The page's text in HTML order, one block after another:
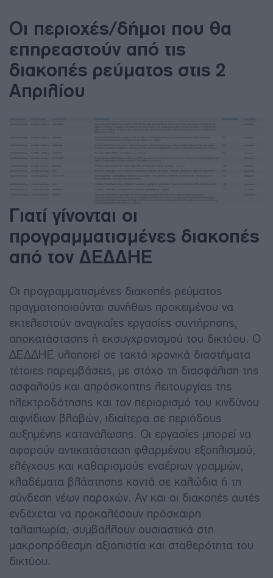
Οι περιοχές/δήμοι που θα
επηρεαστούν από τις
διακοπές ρεύματος στις 2
Απριλίου
Γιατί γίνονται οι
προγραμματισμένες διακοπές
από τον ΔΕΔΔΗΕ
Οι προγραμματισμένες διακοπές ρεύματος
πραγματοποιούνται συνήθως προκειμένου να
εκτελεστούν αναγκαίες εργασίες συντήρησης,
αποκατάστασης ή εκσυγχρονισμού του δικτύου. Ο
ΔΕΔΔΗΕ υλοποιεί σε τακτά χρονικά διαστήματα
τέτοιες παρεμβάσεις, με στόχο τη διασφάλιση της
ασφαλούς και απρόσκοπτης λειτουργίας της
ηλεκτροδότησης και τον περιορισμό του κινδύνου
αιφνίδιων βλαβών, ιδιαίτερα σε περιόδους
αυξημένης κατανάλωσης. Οι εργασίες μπορεί να
αφορούν αντικατάσταση φθαρμένου εξοπλισμού,
ελέγχους και καθαρισμούς εναέριων γραμμών,
κλαδέματα βλάστησης κοντά σε καλώδια ή τη
σύνδεση νέων παροχών. Αν και οι διακοπές αυτές
ενδέχεται να προκαλέσουν πρόσκαιρη
ταλαιπωρία, συμβάλλουν ουσιαστικά στη
μακροπρόθεσμη αξιοπιστία και σταθερότητα του
δικτύου.